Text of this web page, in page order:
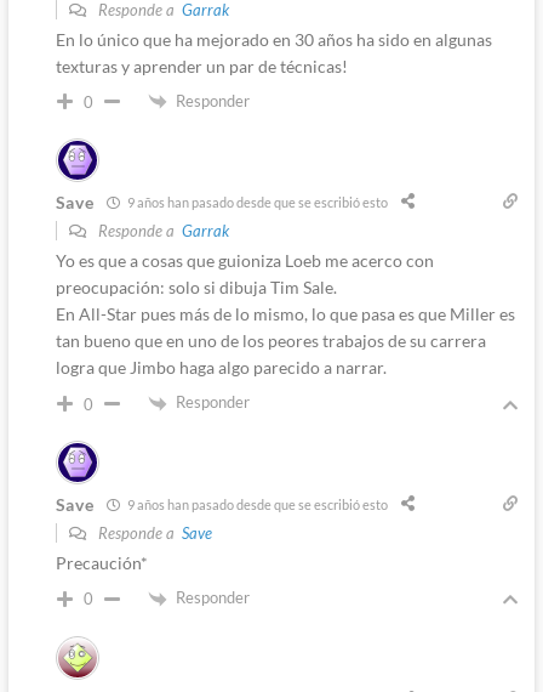
Responde a Garrak
En lo único que ha mejorado en 30 años ha sido en algunas
texturas y aprender un par de técnicas!
0 Responder
Save 9 años han pasado desde que se escribió esto
Responde a Garrak
Yo es que a cosas que guioniza Loeb me acerco con
preocupación: solo si dibuja Tim Sale.
En All-Star pues más de lo mismo, lo que pasa es que Miller es
tan bueno que en uno de los peores trabajos de su carrera
logra que Jimbo haga algo parecido a narrar.
0 Responder
Save 9 años han pasado desde que se escribió esto
Responde a Save
Precaución*
0 Responder